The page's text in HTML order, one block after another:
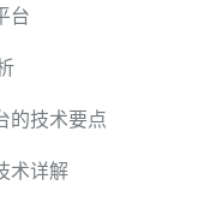
台
的技术要点
术详解